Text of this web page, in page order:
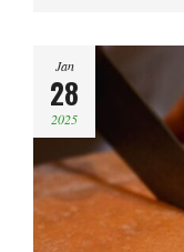
Jan
28
2025